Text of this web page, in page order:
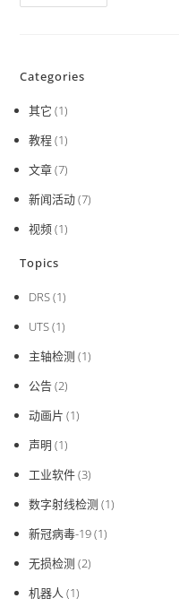
明:
收
数
据
Categories
其它 (1)
教程(1)
文章(7)
新闻活动(7)
视频(1)
Topics
DRS(1)
UTS(1)
主轴检测 (1)
公告(2)
动画片 (1)
声明 (1)
工业软件(3)
数字射线检测 (1)
新冠病毒-19(1)
无损检测 (2)
机器人 (1)